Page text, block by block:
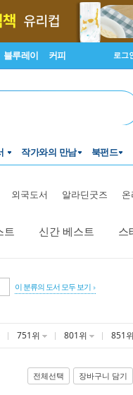
블루레이 커피 로그
작가와의 만남 북펀드
외국도서 알라딘굿즈 온
트 신간 베스트 스
이 분류의 도서 모두 보기
751위 801위 851위
전체선택 장바구니 담기